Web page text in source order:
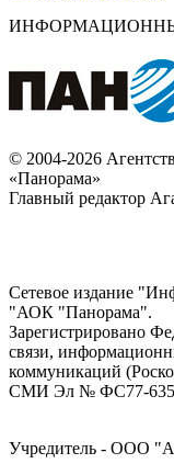
© 2004-2026
«Панорама»
Главный редактор
Сетевое издание
"АОК "Панорама".
Зарегистрировано
связи,
коммуникаций
СМИ Эл № ФС77-
Учредитель - ООО